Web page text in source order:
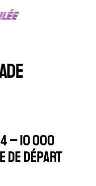
– 10 000
DE DÉPART